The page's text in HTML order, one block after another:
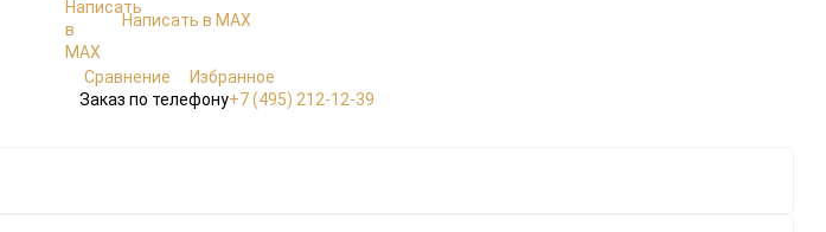
Написать в MAX
Сравнение
Избранное
Заказ по телефону+7 (495) 212-12-39